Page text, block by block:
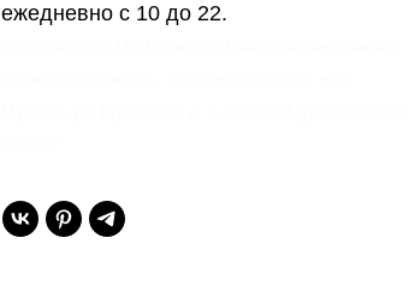
ежедневно с 10 до 22.